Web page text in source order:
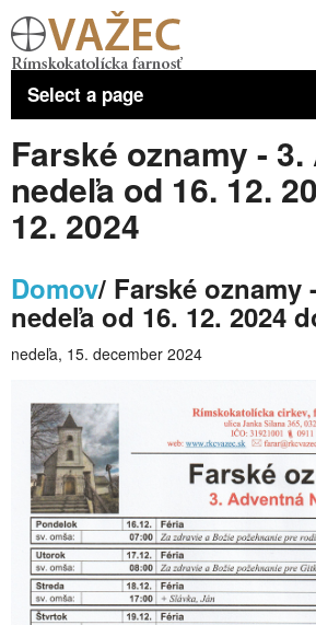
Select a page
Home
Farnosť
Aktivity
Kňaz
DCVC Premeny
Osobnosti
História
Farské oznamy
Farské oznamy -
nedeľa od 16. 12.
12. 2024
Domov/ Farské oznamy
nedeľa od 16. 12. 2024
nedeľa, 15. december 2024